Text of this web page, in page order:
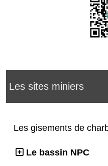
Les sites miniers
Les gisements de
Le bassin NPC